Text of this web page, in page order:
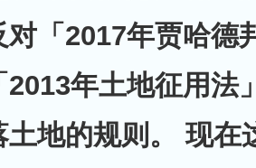
对「2017年贾哈德
2013年土地征用法
土地的规则。 现在